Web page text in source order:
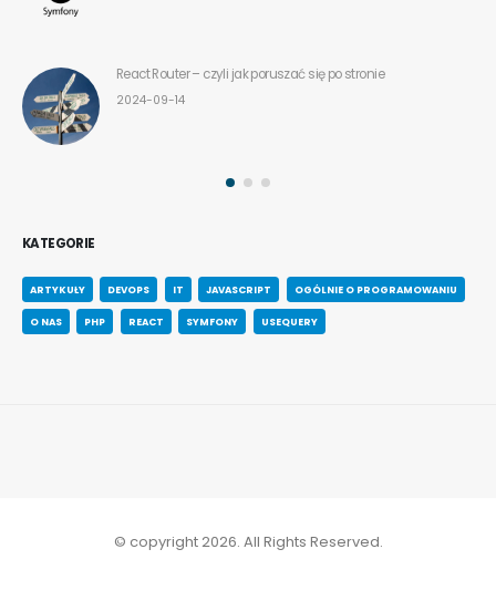
React Router – czyli jak poruszać się po stronie
2024-09-14
KATEGORIE
ARTYKUŁY DEVOPS IT JAVASCRIPT OGÓLNIE O PROGRAMOWANIU
O NAS PHP REACT SYMFONY USEQUERY
© copyright 2026. All Rights Reserved.